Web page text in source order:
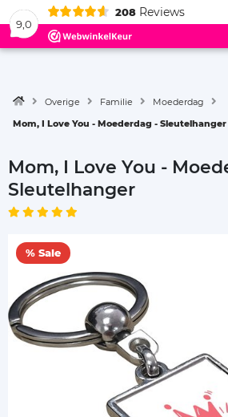
9,0
208 Reviews
Menu
Overige Familie
Moederdag
Mom, I Love You - Moederdag - Sleutelhanger
Mom, I Love You -
Sleutelhanger
% Sale